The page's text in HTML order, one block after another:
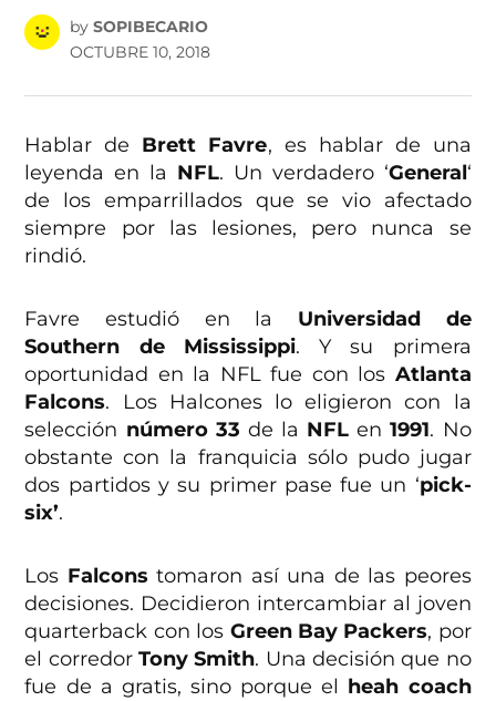
by SOPIBECARIO
OCTUBRE 10, 2018
Hablar de Brett Favre, es hablar de una
leyenda en la NFL. Un verdadero ‘General‘
de los emparrillados que se vio afectado
siempre por las lesiones, pero nunca se
rindió.
Favre estudió en la Universidad de
Southern de Mississippi. Y su primera
oportunidad en la NFL fue con los Atlanta
Falcons. Los Halcones lo eligieron con la
selección número 33 de la NFL en1991. No
obstante con la franquicia sólo pudo jugar
dos partidos y su primer pase fue un ‘pick-
six’.
Los Falcons tomaron así una de las peores
decisiones. Decidieron intercambiar al joven
quarterback con los Green Bay Packers, por
el corredorTony Smith. Una decisión que no
fue de a gratis, sino porque el heah coach